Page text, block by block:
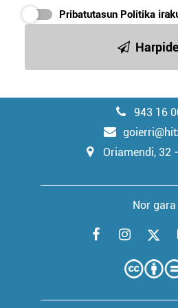
Pribatutasun Politika
943 16
Oriamendi, 32
Nor gara